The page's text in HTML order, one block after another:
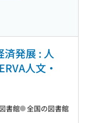
発展 : 人
人文・
書館 全国の図書館